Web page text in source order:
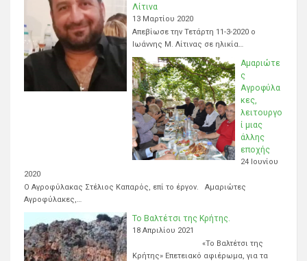
Λίτινα
13 Μαρτίου 2020
Απεβίωσε την Τετάρτη 11-3-2020 ο
Ιωάννης Μ. Λίτινας σε ηλικία…
Αμαριώτε
ς
Αγροφύλα
κες,
λειτουργο
ί μιας
άλλης
εποχής
24 Ιουνίου
2020
Ο Αγροφύλακας Στέλιος Καπαρός, επί το έργον. Αμαριώτες
Αγροφύλακες,…
Το Βαλτέτσι της Κρήτης.
18 Απριλίου 2021
«Το Βαλτέτσι της
Κρήτης» Επετειακό αφιέρωμα, για τα